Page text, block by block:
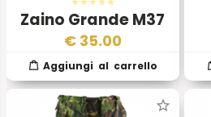
Zaino Grande M37
Esercito Inglese
WWII
€ 35.00